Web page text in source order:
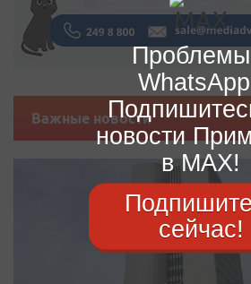
Важные новости
новости
в MAX!
сейчас!